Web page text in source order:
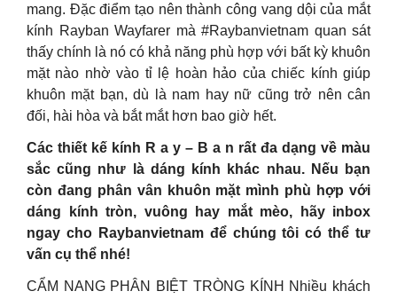
mang. Đặc điểm tạo nên thành công vang dội của mắt
kính Rayban Wayfarer mà #Raybanvietnam quan sát
thấy chính là nó có khả năng phù hợp với bất kỳ khuôn
mặt nào nhờ vào tỉ lệ hoàn hảo của chiếc kính giúp
khuôn mặt bạn, dù là nam hay nữ cũng trở nên cân
đối, hài hòa và bắt mắt hơn bao giờ hết.
Các thiết kế kính R a y – B a n rất đa dạng về màu
sắc cũng như là dáng kính khác nhau. Nếu bạn
còn đang phân vân khuôn mặt mình phù hợp với
dáng kính tròn, vuông hay mắt mèo, hãy inbox
ngay cho Raybanvietnam để chúng tôi có thể tư
vấn cụ thể nhé!
CẨM NANG PHÂN BIỆT TRÒNG KÍNH Nhiều khách